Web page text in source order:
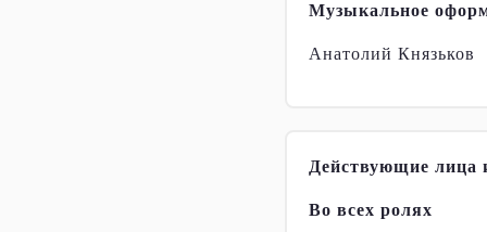
Музыкальное
Анатолий Князьков
Действующие лица
Во всех ролях